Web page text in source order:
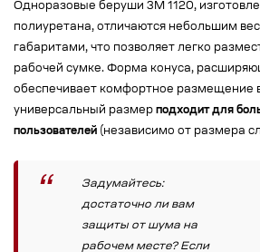
Одноразовые беруши 3M 1120,
полиуретана, отличаются небольшим
габаритами, что позволяет легко
рабочей сумке. Форма конуса,
обеспечивает комфортное размещение
универсальный размер подходит для
пользователей (независимо от размера
Задумайтесь:
достаточно ли вам
защиты от шума на
рабочем месте? Если